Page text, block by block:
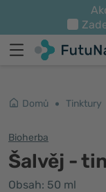
Domů Tinktury
Bioherba
Šalvěj -
Obsah: 50 ml